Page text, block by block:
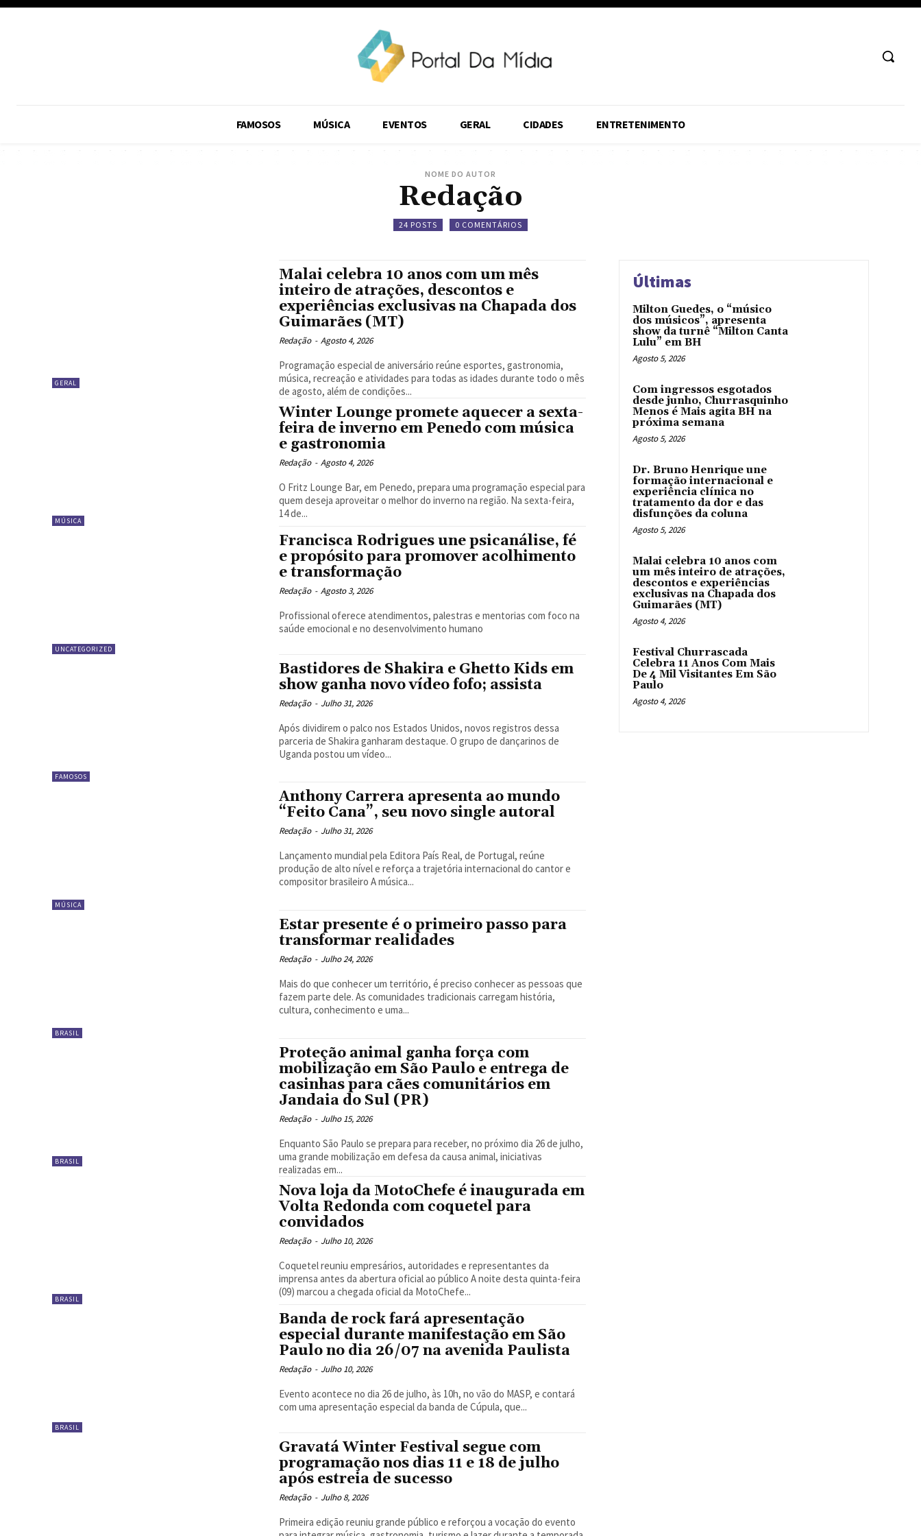
FAMOSOS MÚSICA EVENTOS GERAL CIDADES ENTRETENIMENTO
NOME DO AUTOR
Redação
24 POSTS 0 COMENTÁRIOS
GERAL
Malai celebra 10 anos com um mês
inteiro de atrações, descontos e
experiências exclusivas na Chapada dos
Guimarães (MT)
Redação - Agosto 4, 2026
Programação especial de aniversário reúne esportes, gastronomia,
música, recreação e atividades para todas as idades durante todo o mês
de agosto, além de condições...
MÚSICA
Winter Lounge promete aquecer a sexta-
feira de inverno em Penedo com música
e gastronomia
Redação - Agosto 4, 2026
O Fritz Lounge Bar, em Penedo, prepara uma programação especial para
quem deseja aproveitar o melhor do inverno na região. Na sexta-feira,
14 de...
UNCATEGORIZED
Francisca Rodrigues une psicanálise, fé
e propósito para promover acolhimento
e transformação
Redação - Agosto 3, 2026
Profissional oferece atendimentos, palestras e mentorias com foco na
saúde emocional e no desenvolvimento humano
FAMOSOS
Bastidores de Shakira e Ghetto Kids em
show ganha novo vídeo fofo; assista
Redação - Julho 31, 2026
Após dividirem o palco nos Estados Unidos, novos registros dessa
parceria de Shakira ganharam destaque. O grupo de dançarinos de
Uganda postou um vídeo...
MÚSICA
Anthony Carrera apresenta ao mundo
“Feito Cana”, seu novo single autoral
Redação - Julho 31, 2026
Lançamento mundial pela Editora País Real, de Portugal, reúne
produção de alto nível e reforça a trajetória internacional do cantor e
compositor brasileiro A música...
BRASIL
Estar presente é o primeiro passo para
transformar realidades
Redação - Julho 24, 2026
Mais do que conhecer um território, é preciso conhecer as pessoas que
fazem parte dele. As comunidades tradicionais carregam história,
cultura, conhecimento e uma...
BRASIL
Proteção animal ganha força com
mobilização em São Paulo e entrega de
casinhas para cães comunitários em
Jandaia do Sul (PR)
Redação - Julho 15, 2026
Enquanto São Paulo se prepara para receber, no próximo dia 26 de julho,
uma grande mobilização em defesa da causa animal, iniciativas
realizadas em...
BRASIL
Nova loja da MotoChefe é inaugurada em
Volta Redonda com coquetel para
convidados
Redação - Julho 10, 2026
Coquetel reuniu empresários, autoridades e representantes da
imprensa antes da abertura oficial ao público A noite desta quinta-feira
(09) marcou a chegada oficial da MotoChefe...
BRASIL
Banda de rock fará apresentação
especial durante manifestação em São
Paulo no dia 26/07 na avenida Paulista
Redação - Julho 10, 2026
Evento acontece no dia 26 de julho, às 10h, no vão do MASP, e contará
com uma apresentação especial da banda de Cúpula, que...
Gravatá Winter Festival segue com
programação nos dias 11 e 18 de julho
após estreia de sucesso
Redação - Julho 8, 2026
Primeira edição reuniu grande público e reforçou a vocação do evento
Últimas
Milton Guedes, o “músico
dos músicos”, apresenta
show da turnê “Milton Canta
Lulu” em BH
Agosto 5, 2026
Com ingressos esgotados
desde junho, Churrasquinho
Menos é Mais agita BH na
próxima semana
Agosto 5, 2026
Dr. Bruno Henrique une
formação internacional e
experiência clínica no
tratamento da dor e das
disfunções da coluna
Agosto 5, 2026
Malai celebra 10 anos com
um mês inteiro de atrações,
descontos e experiências
exclusivas na Chapada dos
Guimarães (MT)
Agosto 4, 2026
Festival Churrascada
Celebra 11 Anos Com Mais
De 4 Mil Visitantes Em São
Paulo
Agosto 4, 2026